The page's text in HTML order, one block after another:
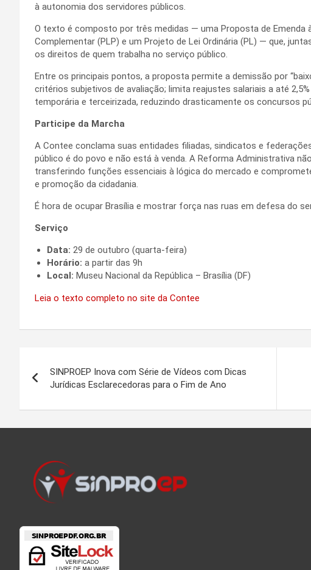
à autonomia dos servidores públicos.
O texto é composto por três medidas — uma Proposta de Emenda
Complementar (PLP) e um Projeto de Lei Ordinária (PL) — que,
os direitos de quem trabalha no serviço público.
Entre os principais pontos, a proposta permite a demissão por
critérios subjetivos de avaliação; limita reajustes salariais a até
temporária e terceirizada, reduzindo drasticamente os concursos
Participe da Marcha
A Contee conclama suas entidades filiadas, sindicatos e
público é do povo e não está à venda. A Reforma Administrativa
transferindo funções essenciais à lógica do mercado e
e promoção da cidadania.
É hora de ocupar Brasília e mostrar força nas ruas em defesa do
Serviço
Data: 29 de outubro (quarta-feira)
Horário: a partir das 9h
Local: Museu Nacional da República – Brasília (DF)
Leia o texto completo no site da Contee
de
Post
SINPROEP Inova com Série de Vídeos com Dicas
Jurídicas Esclarecedoras para o Fim de Ano